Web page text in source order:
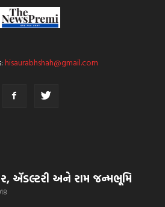
hisaurabhshah@gmail.com
ઍડલ્ટરી અને રામ જન્મભૂમિ